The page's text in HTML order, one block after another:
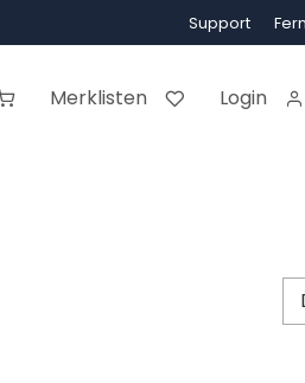
Support
Merklisten Login